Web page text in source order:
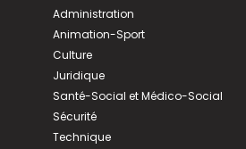
Administration
Animation-Sport
Culture
Juridique
Santé-Social et Médico-Social
Sécurité
Technique